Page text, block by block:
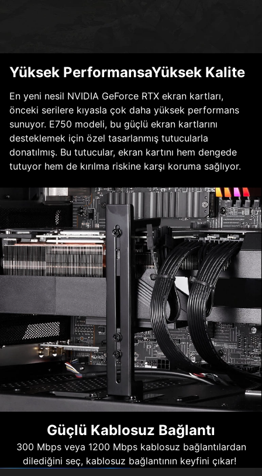
Yüksek PerformansaYüksek Kalite
En yeni nesil NVIDIA GeForce RTX ekran kartları,
önceki serilere kıyasla çok daha yüksek performans
sunuyor. E750 modeli, bu güçlü ekran kartlarını
desteklemek için özel tasarlanmış tutucularla
donatılmış. Bu tutucular, ekran kartını hem dengede
tutuyor hem de kırılma riskine karşı koruma sağlıyor.
Güçlü Kablosuz Bağlantı
300 Mbps veya 1200 Mbps kablosuz bağlantılardan
dilediğini seç, kablosuz bağlantının keyfini çıkar!